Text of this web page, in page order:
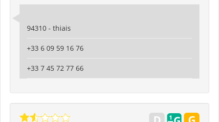
94310 - thiais
+33 6 09 59 16 76
+33 7 45 72 77 66